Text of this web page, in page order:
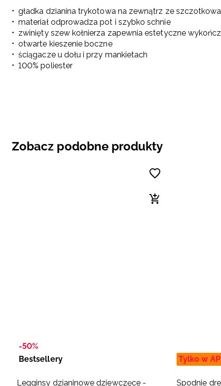
gładka dzianina trykotowa na zewnątrz ze
materiał odprowadza pot i szybko schnie
zwinięty szew kołnierza zapewnia estetyczne
otwarte kieszenie boczne
ściągacze u dołu i przy mankietach
100% poliester
Zobacz podobne produkty
-50%
Bestsellery
Legginsy dzianinowe dziewczęce -
Tylko w
Spodnie